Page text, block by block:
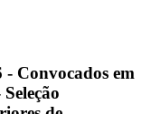
Convocados em